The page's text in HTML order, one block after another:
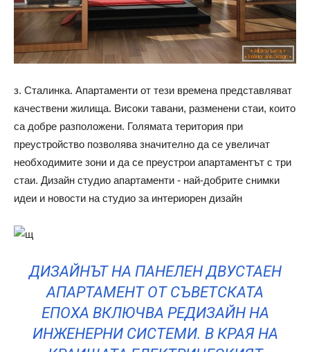
з. Сталинка. Апартаменти от тези времена представляват
качествени жилища. Високи тавани, разменени стаи, които
са добре разположени. Голямата територия при
преустройство позволява значително да се увеличат
необходимите зони и да се преустрои апартаментът с три
стаи. Дизайн студио апартаменти - най-добрите снимки
идеи и новости на студио за интериорен дизайн
ДИЗАЙНЪТ НА ПАНЕЛЕН ДВУСТАЕН
АПАРТАМЕНТ ОТ СЪВЕТСКАТА
ЕПОХА ВКЛЮЧВА РЕДИЗАЙН НА
ИНЖЕНЕРНИ СИСТЕМИ. В КРАЯ НА